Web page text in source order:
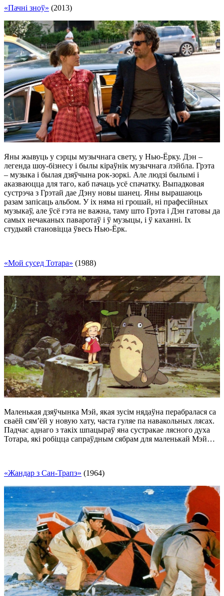
«Пачні зноў» (2013)
Яны жывуць у сэрцы музычнага свету, у Нью-Ёрку. Дэн –
легенда шоу-бізнесу і былы кіраўнік музычнага лэйбла. Грэта
– музыка і былая дзяўчына рок-зоркі. Але людзі былымі і
аказваюцца для таго, каб пачаць усё спачатку. Выпадковая
сустрэча з Грэтай дае Дэну новы шанец. Яны вырашаюць
разам запісаць альбом. У іх няма ні грошай, ні прафесійных
музыкаў, але ўсё гэта не важна, таму што Грэта і Дэн гатовы да
самых нечаканых паваротаў і ў музыцы, і ў каханні. Іх
студыяй становіцца ўвесь Нью-Ёрк.
«Мой сусед Тотара» (1988)
Маленькая дзяўчынка Мэй, якая зусім нядаўна перабралася са
сваёй сям’ёй у новую хату, часта гуляе па навакольных лясах.
Падчас аднаго з такіх шпацыраў яна сустракае лясного духа
Тотара, які робіцца сапраўдным сябрам для маленькай Мэй…
«Жандар з Сан-Трапэ» (1964)